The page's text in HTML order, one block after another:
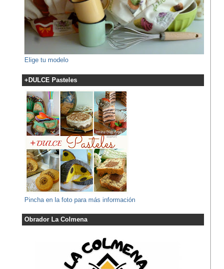
Elige tu modelo
+DULCE Pasteles
Pincha en la foto para más información
Obrador La Colmena